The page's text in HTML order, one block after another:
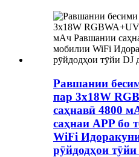
Равшании
пар 3x18W
саҳнавӣ 4800
саҳнаи APP бо
WiFi
рӯйдодҳои